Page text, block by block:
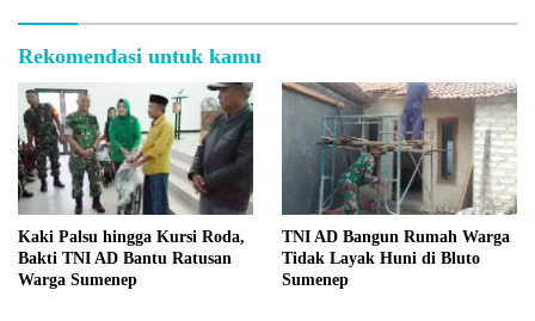
Rekomendasi untuk kamu
Kaki Palsu hingga Kursi Roda,
Bakti TNI AD Bantu Ratusan
Warga Sumenep
TNI AD Bangun Rumah Warga
Tidak Layak Huni di Bluto
Sumenep